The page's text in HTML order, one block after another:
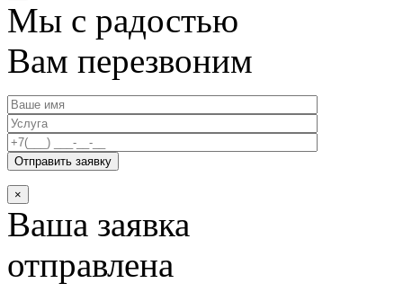
Мы с радостью
Вам перезвоним
×
Ваша заявка
отправлена